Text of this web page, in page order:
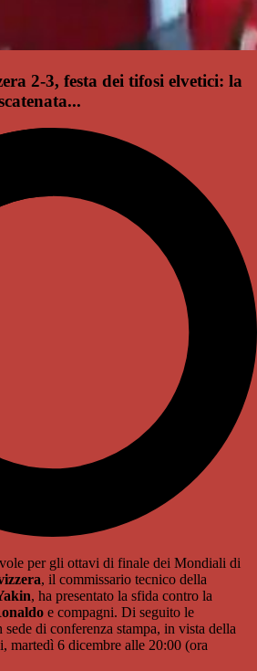
2-3, festa dei tifosi elvetici: la
per gli ottavi di finale dei Mondiali di
, il commissario tecnico della
, ha presentato la sfida contro la
e compagni. Di seguito le
di conferenza stampa, in vista della
martedì 6 dicembre alle 20:00 (ora